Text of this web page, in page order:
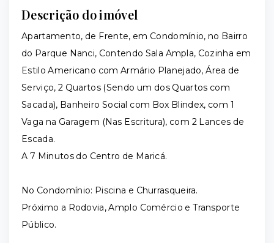
Descrição do imóvel
Apartamento, de Frente, em Condomínio, no Bairro
do Parque Nanci, Contendo Sala Ampla, Cozinha em
Estilo Americano com Armário Planejado, Área de
Serviço, 2 Quartos (Sendo um dos Quartos com
Sacada), Banheiro Social com Box Blindex, com 1
Vaga na Garagem (Nas Escritura), com 2 Lances de
Escada.
A 7 Minutos do Centro de Maricá.
No Condomínio: Piscina e Churrasqueira.
Próximo a Rodovia, Amplo Comércio e Transporte
Público.